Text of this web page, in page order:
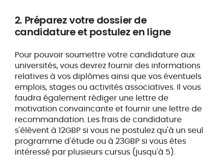
2. Préparez votre dossier de
candidature et postulez en ligne
Pour pouvoir soumettre votre candidature aux
universités, vous devrez fournir des informations
relatives à vos diplômes ainsi que vos éventuels
emplois, stages ou activités associatives. Il vous
faudra également rédiger une lettre de
motivation convaincante et fournir une lettre de
recommandation. Les frais de candidature
s'élèvent à 12GBP si vous ne postulez qu'à un seul
programme d'étude ou à 23GBP si vous êtes
intéressé par plusieurs cursus (jusqu'à 5).